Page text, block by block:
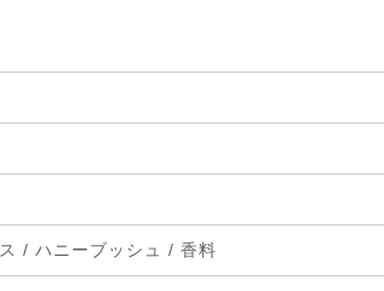
/ ハニーブッシュ / 香料